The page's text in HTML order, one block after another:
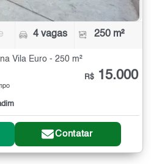
4 vagas 250 m²
Vila Euro - 250 m²
R$ 15.000
Contatar